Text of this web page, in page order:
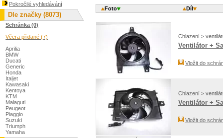
Foto Díl
Chlazení >
Ventilátor +
Vložit do
Chlazení >
Ventilátor +
Vložit do
Pokročilé vyhledávání
Dle značky (8073)
Schránka (0)
Včera přidané (7)
Aprilia
BMW
Ducati
Generic
Honda
Italjet
Kawasaki
Kentoya
KTM
Malaguti
Peugeot
Piaggio
Suzuki
Triumph
Yamaha